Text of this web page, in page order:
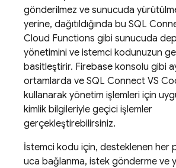
gönderilmez ve sunucuda
yerine, dağıtıldığında bu SQL
Cloud Functions gibi sunucuda
yönetimini ve istemci kodunuzun
basitleştirir. Firebase konsolu gibi
ortamlarda ve SQL Connect VS
kullanarak yönetim işlemleri için
kimlik bilgileriyle geçici işlemler
gerçekleştirebilirsiniz.
İstemci kodu için, desteklenen her
uca bağlanma, istek gönderme ve